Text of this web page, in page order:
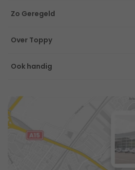
Zo Geregeld
Over Toppy
Ook handig